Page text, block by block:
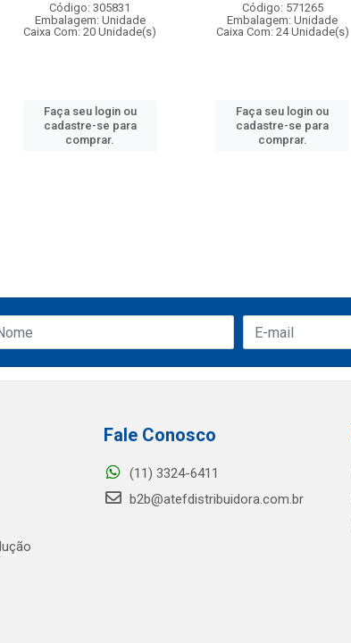
Código: 305831
Embalagem: Unidade
Caixa Com: 20 Unidade(s)
Faça seu login ou
cadastre-se para
comprar.
Código: 571265
Embalagem: Unidade
Caixa Com: 24 Unidade(s)
Faça seu login ou
cadastre-se para
comprar.
Fale Conosco
(11) 3324-6411
b2b@atefdistribuidora.com.br